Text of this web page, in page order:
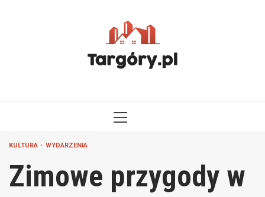
MENU
KULTURA WYDARZENIA
Zimowe przygody w